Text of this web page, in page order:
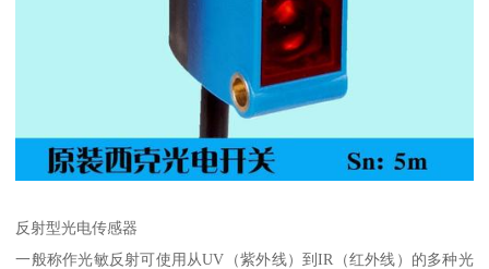
反射型光电传感器
一般称作光敏反射可使用从UV（紫外线）到IR（红外线）的多种光